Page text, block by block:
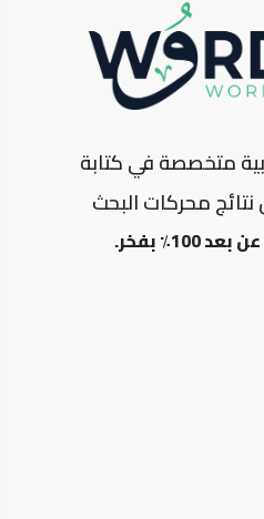
متخصصة في كتابة
محركات البحث